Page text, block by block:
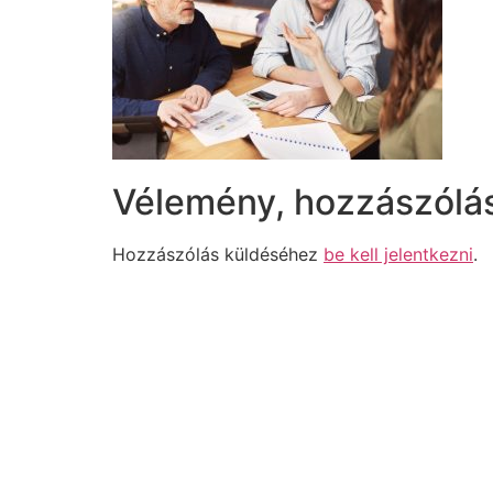
Vélemény,
Hozzászólás küldéséhez be kell jelentkezni.